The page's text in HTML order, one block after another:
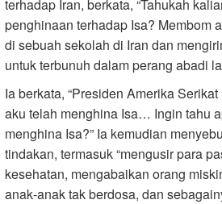
terhadap Iran, berkata, “Tahukah
penghinaan terhadap Isa? Membom
di sebuah sekolah di Iran dan
untuk terbunuh dalam perang abadi
Ia berkata, “Presiden Amerika
aku telah menghina Isa… Ingin tahu
menghina Isa?” Ia kemudian
tindakan, termasuk “mengusir para
kesehatan, mengabaikan orang
anak‑anak tak berdosa, dan